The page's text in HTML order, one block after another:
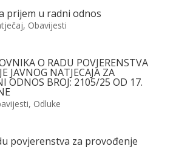
prijem u radni odnos
, Obavijesti
O RADU POVJERENSTVA
JAVNOG NATJECAJA ZA
ODNOS BROJ: 2105/25 OD 17.
, Odluke
povjerenstva za provođenje